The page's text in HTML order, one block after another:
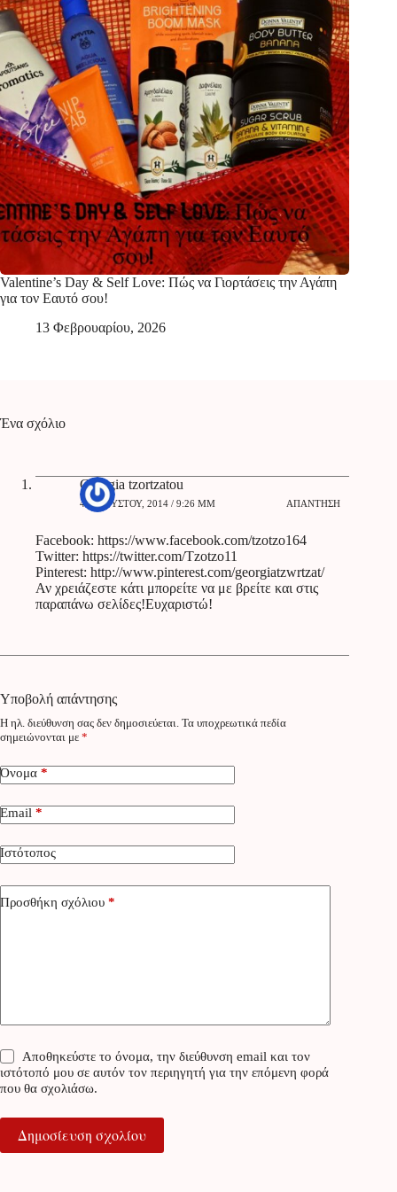
Valentine’s Day & Self Love: Πώς να Γιορτάσεις την Αγάπη
για τον Εαυτό σου!
13 Φεβρουαρίου, 2026
Ένα σχόλιο
Georgia tzortzatou
4 ΑΥΓΟΎΣΤΟΥ, 2014 / 9:26 ΜΜ ΑΠΆΝΤΗΣΗ
Facebook: https://www.facebook.com/tzotzo164
Twitter: https://twitter.com/Tzotzo11
Pinterest: http://www.pinterest.com/georgiatzwrtzat/
Αν χρειάζεστε κάτι μπορείτε να με βρείτε και στις
παραπάνω σελίδες!Ευχαριστώ!
Υποβολή απάντησης
Η ηλ. διεύθυνση σας δεν δημοσιεύεται. Τα υποχρεωτικά πεδία
σημειώνονται με *
Όνομα *
Email *
Ιστότοπος
Προσθήκη σχόλιου *
Αποθηκεύστε το όνομα, την διεύθυνση email και τον
ιστότοπό μου σε αυτόν τον περιηγητή για την επόμενη φορά
που θα σχολιάσω.
Δημοσίευση σχολίου